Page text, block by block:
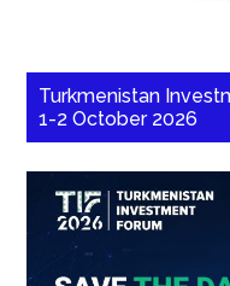
Turkmenistan
1-2 October 2026